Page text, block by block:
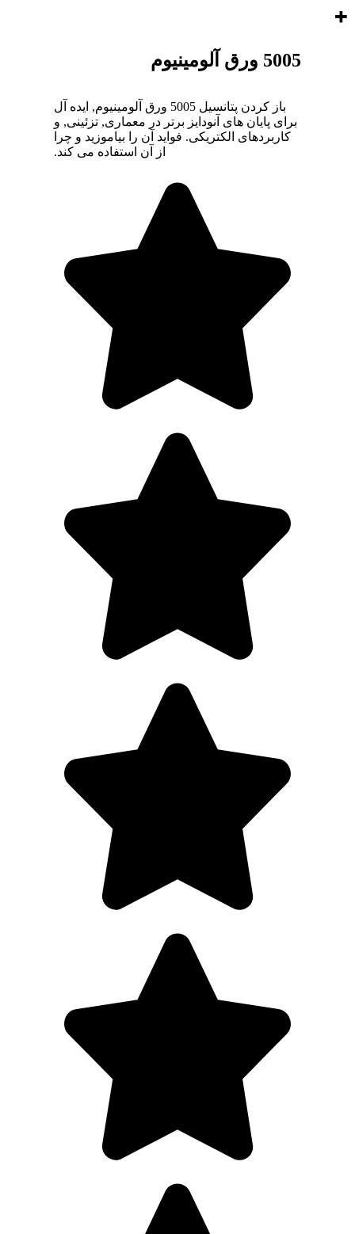
5005 ورق آلومینیوم
باز کردن پتانسیل 5005 ورق آلومینیوم, ایده آل
برای پایان های آنودایز برتر در معماری, تزئینی, و
کاربردهای الکتریکی. فواید آن را بیاموزید و چرا
از آن استفاده می کند.